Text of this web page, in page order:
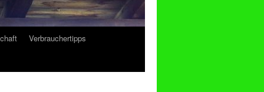
Verbrauchertipps